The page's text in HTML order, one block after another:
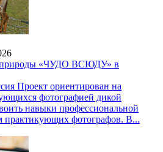
природы «ЧУДО ВСЮДУ» в
Проект ориентирован на
фотографией дикой
навыки профессиональной
практикующих фотографов. В...